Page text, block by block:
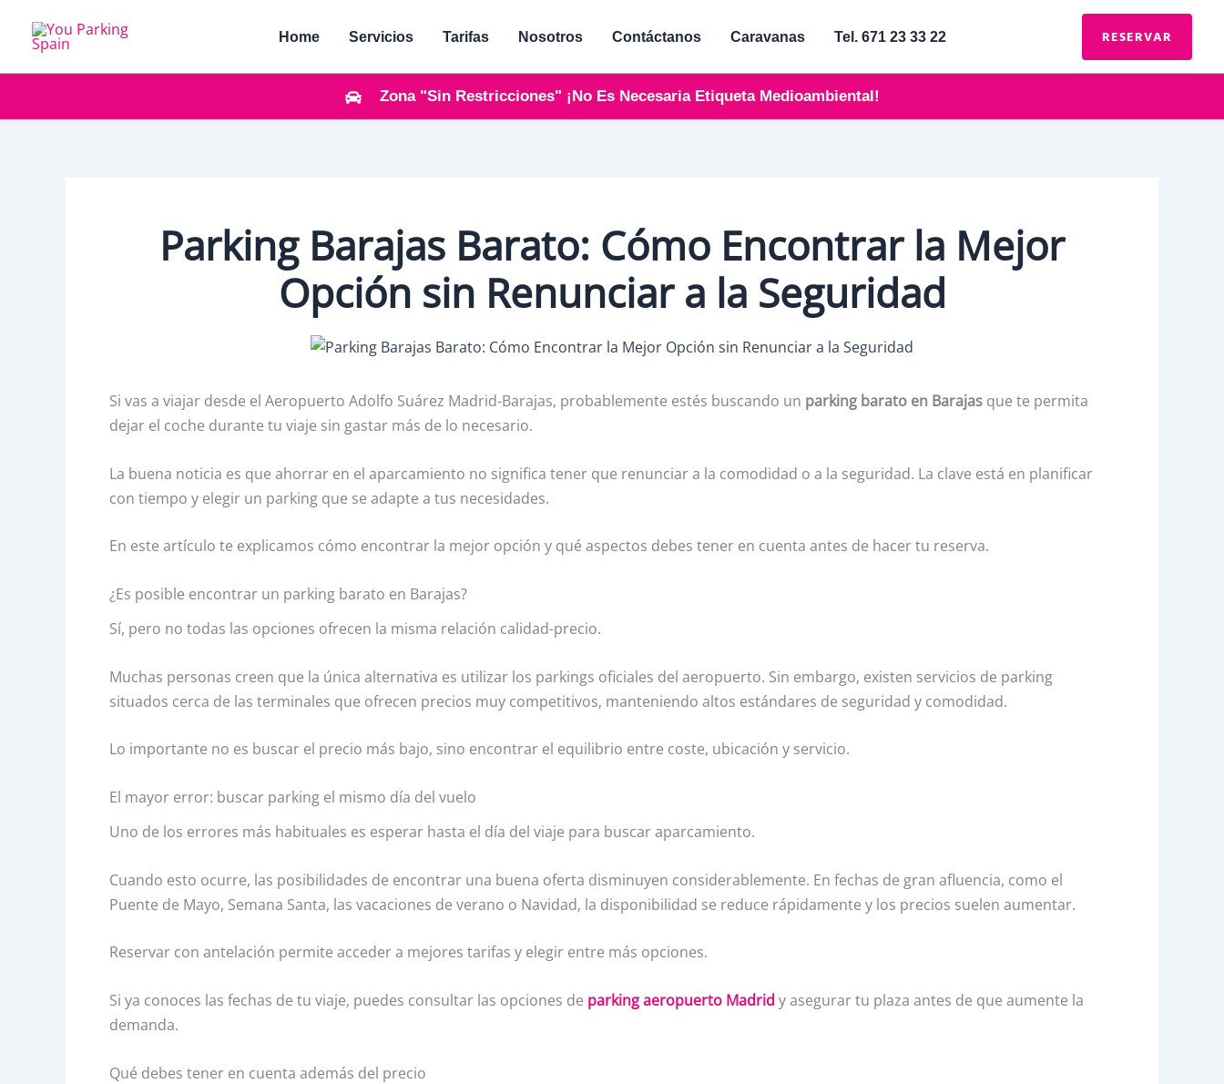
Home Servicios Tarifas Nosotros Contáctanos Caravanas Tel. 671 23 33 22 RESERVAR
Zona "sin Restricciones" ¡No Es Necesaria Etiqueta Medioambiental!
Parking Barajas Barato: Cómo Encontrar la Mejor
Opción sin Renunciar a la Seguridad
Si vas a viajar desde el Aeropuerto Adolfo Suárez Madrid-Barajas, probablemente estés buscando un parking barato en Barajas que te permita
dejar el coche durante tu viaje sin gastar más de lo necesario.
La buena noticia es que ahorrar en el aparcamiento no significa tener que renunciar a la comodidad o a la seguridad. La clave está en planificar
con tiempo y elegir un parking que se adapte a tus necesidades.
En este artículo te explicamos cómo encontrar la mejor opción y qué aspectos debes tener en cuenta antes de hacer tu reserva.
¿Es posible encontrar un parking barato en Barajas?
Sí, pero no todas las opciones ofrecen la misma relación calidad-precio.
Muchas personas creen que la única alternativa es utilizar los parkings oficiales del aeropuerto. Sin embargo, existen servicios de parking
situados cerca de las terminales que ofrecen precios muy competitivos, manteniendo altos estándares de seguridad y comodidad.
Lo importante no es buscar el precio más bajo, sino encontrar el equilibrio entre coste, ubicación y servicio.
El mayor error: buscar parking el mismo día del vuelo
Uno de los errores más habituales es esperar hasta el día del viaje para buscar aparcamiento.
Cuando esto ocurre, las posibilidades de encontrar una buena oferta disminuyen considerablemente. En fechas de gran afluencia, como el
Puente de Mayo, Semana Santa, las vacaciones de verano o Navidad, la disponibilidad se reduce rápidamente y los precios suelen aumentar.
Reservar con antelación permite acceder a mejores tarifas y elegir entre más opciones.
Si ya conoces las fechas de tu viaje, puedes consultar las opciones de parking aeropuerto Madrid y asegurar tu plaza antes de que aumente la
demanda.
Qué debes tener en cuenta además del precio